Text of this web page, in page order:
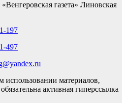
газета» Линовская
197
497
материалов,
активная гиперссылка